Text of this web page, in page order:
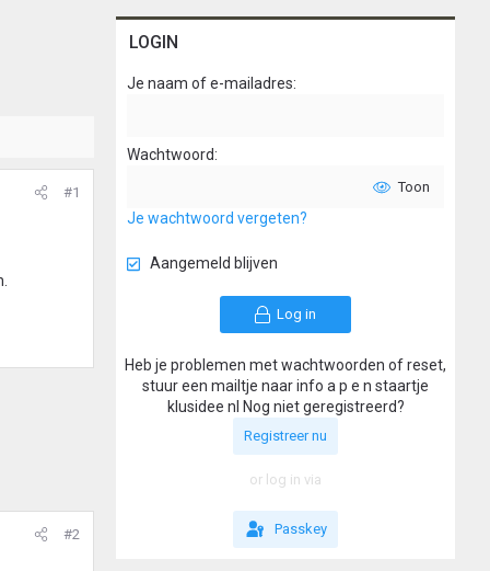
#1
#2
LOGIN
Je naam of e-mailadres
Wachtwoord
Toon
Je wachtwoord vergeten?
Aangemeld blijven
Log in
Heb je problemen met wachtwoorden of reset,
stuur een mailtje naar info a p e n staartje
klusidee nl Nog niet geregistreerd?
Registreer nu
or log in via
Passkey